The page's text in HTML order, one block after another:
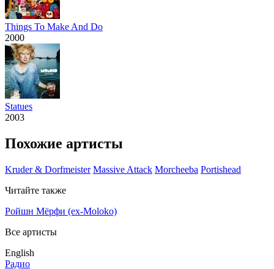
Things To Make And Do
2000
Statues
2003
Похожие артисты
Kruder & Dorfmeister Massive Attack Morcheeba Portishead
Читайте также
Ройшн Мёрфи (ex-Moloko)
Все артисты
English
Радио